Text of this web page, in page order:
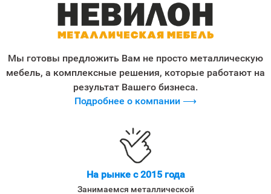
Мы готовы предложить Вам не просто металлическую
мебель, а комплексные решения, которые работают на
результат Вашего бизнеса.
Подробнее о компании ⟶
На рынке с 2015 года
Занимаемся металлической